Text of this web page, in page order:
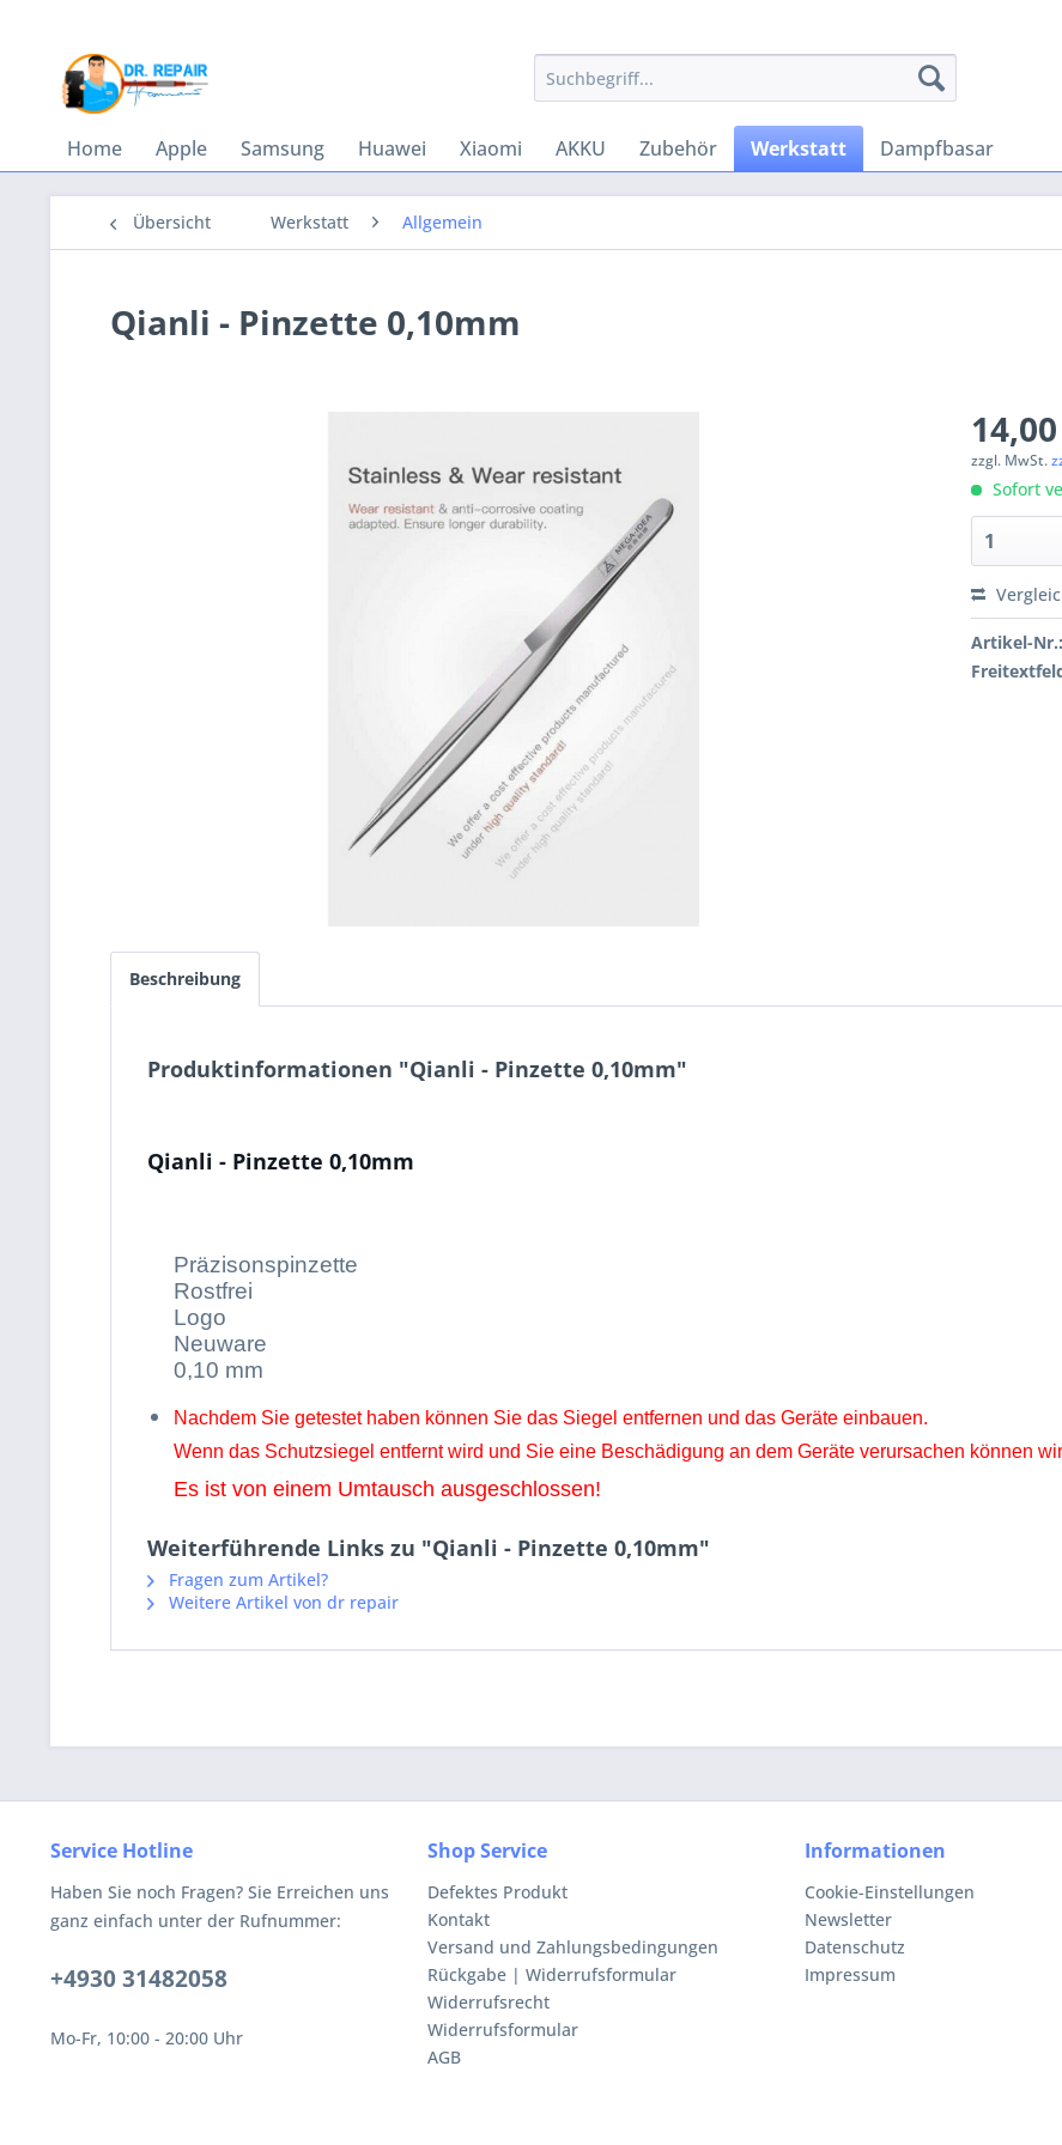
Home Apple Samsung Huawei Xiaomi AKKU Zubehör Werkstatt Dampfbasar
Übersicht Werkstatt Allgemein
Qianli - Pinzette 0,10mm
zzgl. MwSt.
Sofort
Artikel-Nr.:
Beschreibung
Produktinformationen "Qianli - Pinzette 0,10mm"
Qianli - Pinzette 0,10mm
Präzisonspinzette
Rostfrei
Logo
Neuware
0,10 mm
Nachdem Sie getestet haben können Sie das Siegel entfernen und das Geräte einbauen.
Wenn das Schutzsiegel entfernt wird und Sie eine Beschädigung an dem Geräte verursachen können
Es ist von einem Umtausch ausgeschlossen!
Weiterführende Links zu "Qianli - Pinzette 0,10mm"
Fragen zum Artikel?
Weitere Artikel von dr repair
Service Hotline
Haben Sie noch Fragen? Sie Erreichen uns
ganz einfach unter der Rufnummer:
+4930 31482058
Mo-Fr, 10:00 - 20:00 Uhr
Shop Service
Defektes Produkt
Kontakt
Versand und Zahlungsbedingungen
Rückgabe | Widerrufsformular
Widerrufsrecht
Widerrufsformular
AGB
Informationen
Cookie-Einstellungen
Newsletter
Datenschutz
Impressum